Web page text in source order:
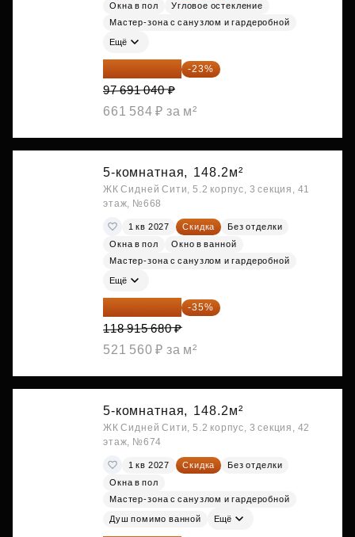
Окна в пол
Угловое остекление
Мастер-зона с санузлом и гардеробной
Ещё
75 222 101 ₽ -23%
97 691 040 ₽
661 584 ₽ за м²
5-комнатная, 148.2м²
ЖК Сидней Сити, 5.2 корпус, 3 секция, 41
этаж, №668
1 кв 2027 Скидка
Без отделки
Окна в пол
Окно в ванной
Мастер-зона с санузлом и гардеробной
Ещё
77 295 192 ₽ -35%
118 915 680 ₽
521 560 ₽ за м²
5-комнатная, 148.2м²
ЖК Сидней Сити, 5.2 корпус, 3 секция, 42
этаж, №674
1 кв 2027 Скидка
Без отделки
Окна в пол
Мастер-зона с санузлом и гардеробной
Душ помимо ванной Ещё